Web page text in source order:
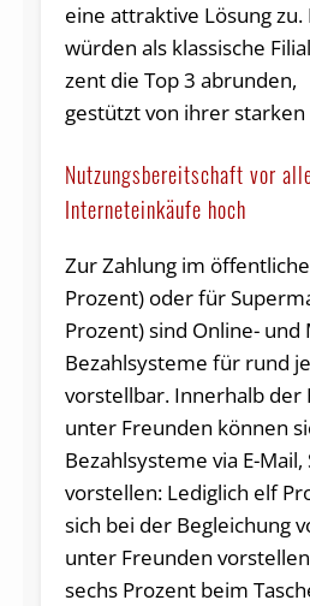
ei­ne at­traktive Lösung zu.
wür­den als klas­si­sche
zent die Top 3 ab­run­den,
ge­stützt von ih­rer
Nutzungsbereitschaft vor
Interneteinkäufe hoch
Zur Zahlung im
Prozent) oder für
Prozent) sind Online- und
Bezahlsysteme für rund
vorstellbar. Innerhalb der
unter Freunden können
Bezahlsysteme via E-Mail,
vorstellen: Lediglich elf
sich bei der Begleichung
unter Freunden
sechs Prozent beim